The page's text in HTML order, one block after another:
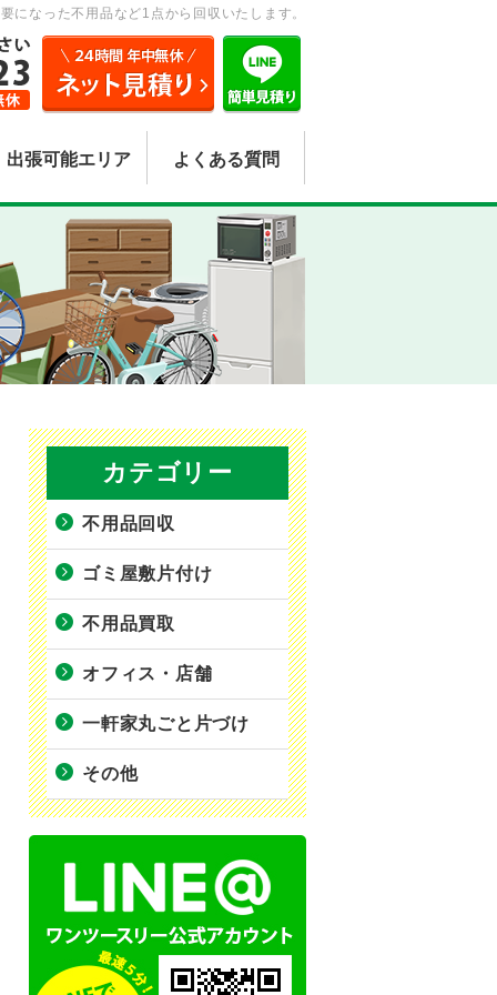
になった不用品など1点から回収いたします。
出張可能エリア よくある質問
カテゴリー
不用品回収
ゴミ屋敷片付け
不用品買取
オフィス・店舗
一軒家丸ごと片づけ
その他